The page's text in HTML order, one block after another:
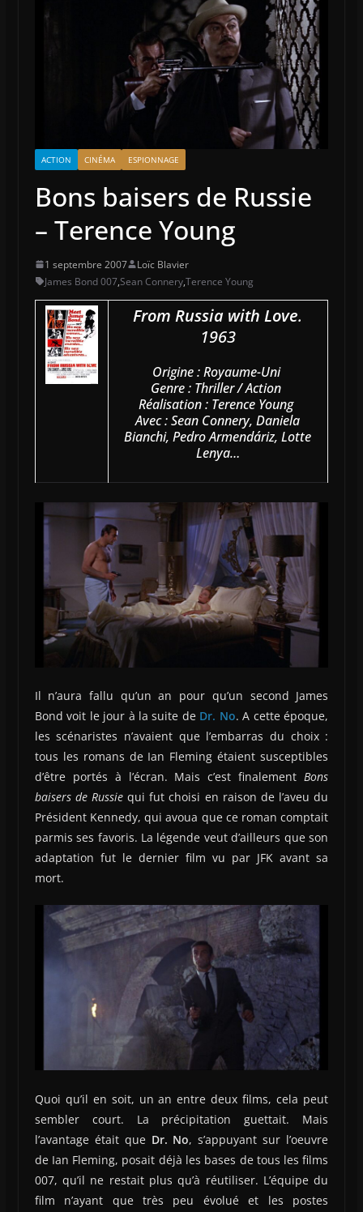
ACTION CINÉMA ESPIONNAGE
Bons baisers de Russie
– Terence Young
1 septembre 2007
Loïc Blavier
James Bond 007,Sean Connery,Terence Young
From Russia with Love.
1963
Origine : Royaume-Uni
Genre : Thriller / Action
Réalisation : Terence Young
Avec : Sean Connery, Daniela
Bianchi, Pedro Armendáriz, Lotte
Lenya…
Il n’aura fallu qu’un an pour qu’un second James
Bond voit le jour à la suite de Dr. No. A cette époque,
les scénaristes n’avaient que l’embarras du choix :
tous les romans de Ian Fleming étaient susceptibles
d’être portés à l’écran. Mais c’est finalementBons
baisers de Russie qui fut choisi en raison de l’aveu du
Président Kennedy, qui avoua que ce roman comptait
parmis ses favoris. La légende veut d’ailleurs que son
adaptation fut le dernier film vu par JFK avant sa
mort.
Quoi qu’il en soit, un an entre deux films, cela peut
sembler court. La précipitation guettait. Mais
l’avantage était que Dr. No, s’appuyant sur l’oeuvre
de Ian Fleming, posait déjà les bases de tous les films
007, qu’il ne restait plus qu’à réutiliser. L’équipe du
film n’ayant que très peu évolué et les postes